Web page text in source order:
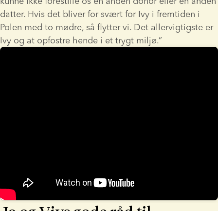
datter. Hvis det bliver for svært for Ivy i fremtiden i
Polen med to mødre, så flytter vi. Det allervigtigste er
Ivy og at opfostre hende i et trygt miljø.”